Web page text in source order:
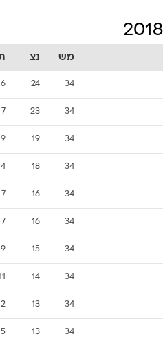
ליגה א'
מש נצ
34
24
6
34
23
7
34
19
9
34
18
4
34
16
7
34
16
7
34
15
9
34
14
34
13
34
13
5